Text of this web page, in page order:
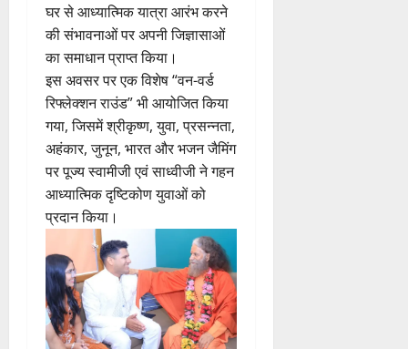
घर से आध्यात्मिक यात्रा आरंभ करने
की संभावनाओं पर अपनी जिज्ञासाओं
का समाधान प्राप्त किया।
इस अवसर पर एक विशेष “वन-वर्ड
रिफ्लेक्शन राउंड” भी आयोजित किया
गया, जिसमें श्रीकृष्ण, युवा, प्रसन्नता,
अहंकार, जुनून, भारत और भजन जैमिंग
पर पूज्य स्वामीजी एवं साध्वीजी ने गहन
आध्यात्मिक दृष्टिकोण युवाओं को
प्रदान किया।